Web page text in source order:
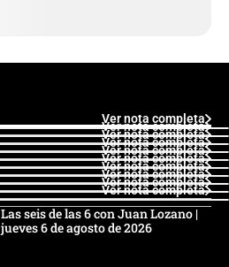
Ver nota completa
Ver nota completa
Ver nota completa
Ver nota completa
Ver nota completa
Ver nota completa
Ver nota completa
Ver nota completa
Ver nota completa
Ver nota completa
Las seis de las 6 con Juan Lozano |
jueves 6 de agosto de 2026